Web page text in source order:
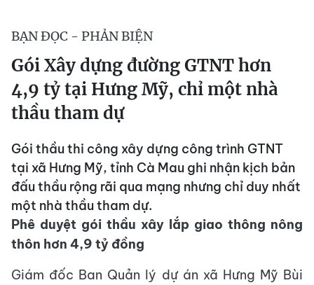
BẠN ĐỌC - PHẢN BIỆN
Gói Xây dựng đường GTNT hơn
4,9 tỷ tại Hưng Mỹ, chỉ một nhà
thầu tham dự
Gói thầu thi công xây dựng công trình GTNT
tại xã Hưng Mỹ, tỉnh Cà Mau ghi nhận kịch bản
đấu thầu rộng rãi qua mạng nhưng chỉ duy nhất
một nhà thầu tham dự.
Phê duyệt gói thầu xây lắp giao thông nông
thôn hơn 4,9 tỷ đồng
Giám đốc Ban Quản lý dự án xã Hưng Mỹ Bùi